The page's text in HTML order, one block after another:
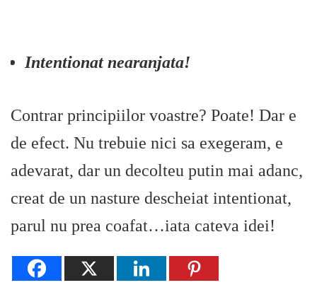
Intentionat nearanjata!
Contrar principiilor voastre? Poate! Dar e
de efect. Nu trebuie nici sa exegeram, e
adevarat, dar un decolteu putin mai adanc,
creat de un nasture descheiat intentionat,
parul nu prea coafat…iata cateva idei!